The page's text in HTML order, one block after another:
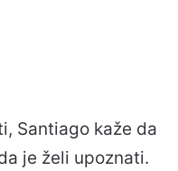
Santiago kaže da
je želi upoznati.